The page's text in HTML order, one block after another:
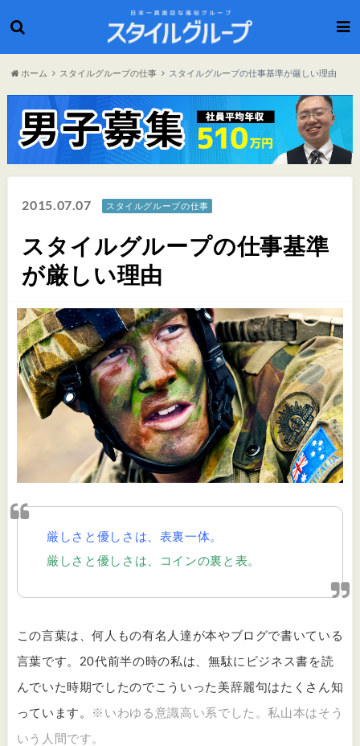
ホーム スタイルグループの仕事 スタイルグループの仕事基準が厳しい理由
2015.07.07 スタイルグループの仕事
スタイルグループの仕事基準
が厳しい理由
厳しさと優しさは、表裏一体。
厳しさと優しさは、コインの裏と表。
この言葉は、何人もの有名人達が本やブログで書いている
言葉です。20代前半の時の私は、無駄にビジネス書を読
んでいた時期でしたのでこういった美辞麗句はたくさん知
っています。 ※いわゆる意識高い系でした。私山本はそう
いう人間です。